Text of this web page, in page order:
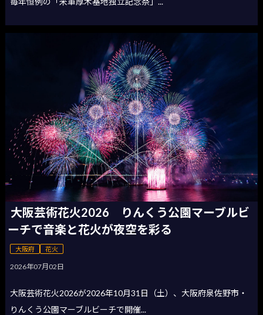
大阪芸術花火2026 りんくう公園マーブルビ
ーチで音楽と花火が夜空を彩る
大阪府 花火
2026年07月02日
大阪芸術花火2026が2026年10月31日（土）、大阪府泉佐野市・
りんくう公園マーブルビーチで開催...